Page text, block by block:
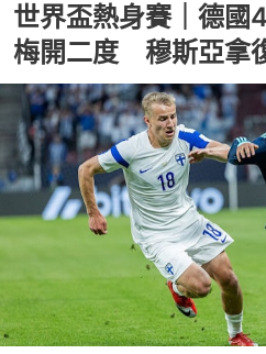
世界盃熱身賽｜德
梅開二度 穆斯亞拿